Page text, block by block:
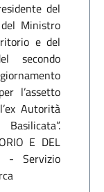
del
Ministro
e del
secondo
l’assetto
Autorità
E DEL
- Servizio